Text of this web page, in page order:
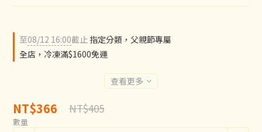
至08/12 16:00截止 指定分類，父親節專屬
全店，冷凍滿$1600免運
查看更多
NT$366 NT$405
數量